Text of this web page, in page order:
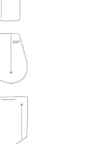
так как
основных